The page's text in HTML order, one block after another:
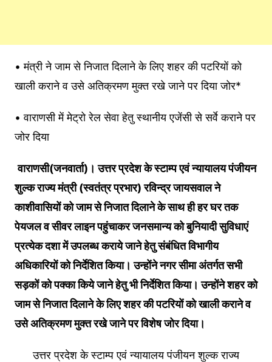
• मंत्री ने जाम से निजात दिलाने के लिए शहर की पटरियों को
खाली कराने व उसे अतिक्रमण मुक्त रखे जाने पर दिया जोर*
• वाराणसी में मेट्रो रेल सेवा हेतु स्थानीय एजेंसी से सर्वे कराने पर
जोर दिया
वाराणसी(जनवार्ता)। उत्तर प्रदेश के स्टाम्प एवं न्यायालय पंजीयन
शुल्क राज्य मंत्री (स्वतंत्र प्रभार) रविन्द्र जायसवाल ने
काशीवासियों को जाम से निजात दिलाने के साथ ही हर घर तक
पेयजल व सीवर लाइन पहुंचाकर जनसमान्य को बुनियादी सुविधाएं
प्रत्येक दशा में उपलब्ध कराये जाने हेतु संबंधित विभागीय
अधिकारियों को निर्देशित किया। उन्होंने नगर सीमा अंतर्गत सभी
सड़कों को पक्का किये जाने हेतु भी निर्देशित किया। उन्होंने शहर को
जाम से निजात दिलाने के लिए शहर की पटरियों को खाली कराने व
उसे अतिक्रमण मुक्त रखे जाने पर विशेष जोर दिया।
उत्तर प्रदेश के स्टाम्प एवं न्यायालय पंजीयन शुल्क राज्य